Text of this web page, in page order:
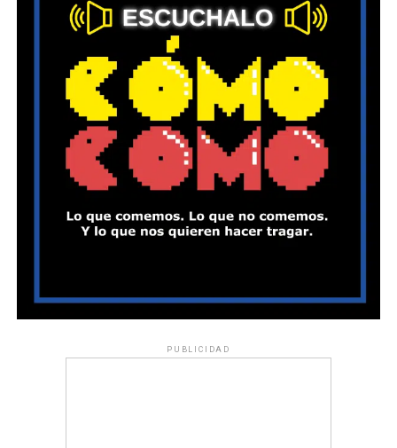
PUBLICIDAD